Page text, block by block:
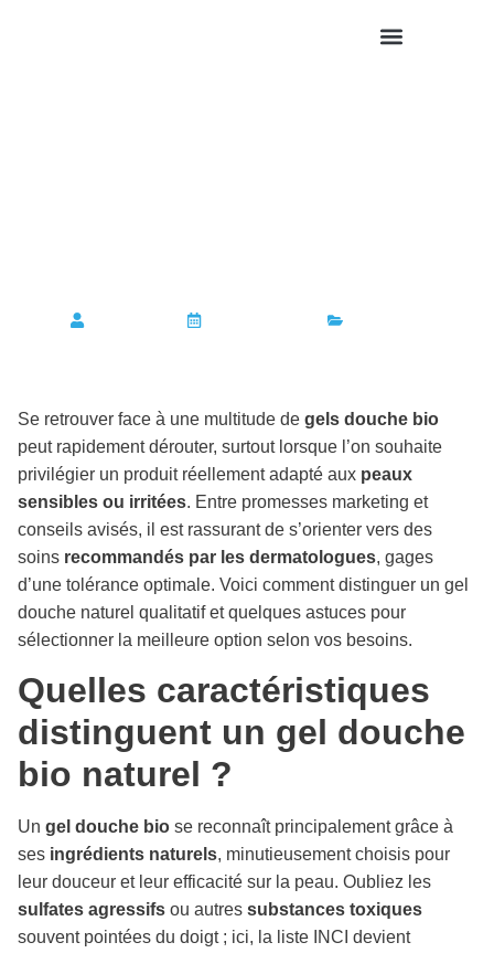
Se retrouver face à une multitude de gels douche bio
peut rapidement dérouter, surtout lorsque l’on souhaite
privilégier un produit réellement adapté aux peaux
sensibles ou irritées. Entre promesses marketing et
conseils avisés, il est rassurant de s’orienter vers des
soins recommandés par les dermatologues, gages
d’une tolérance optimale. Voici comment distinguer un gel
douche naturel qualitatif et quelques astuces pour
sélectionner la meilleure option selon vos besoins.
Quelles caractéristiques
distinguent un gel douche
bio naturel ?
Un gel douche bio se reconnaît principalement grâce à
ses ingrédients naturels, minutieusement choisis pour
leur douceur et leur efficacité sur la peau. Oubliez les
sulfates agressifs ou autres substances toxiques
souvent pointées du doigt ; ici, la liste INCI devient